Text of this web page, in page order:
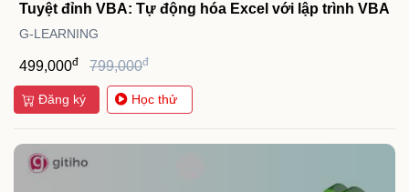
Tuyệt đỉnh VBA: Tự động hóa Excel với lập trình VBA
G-LEARNING
499,000đ 799,000đ
Đăng ký Học thử